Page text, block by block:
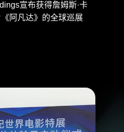
宣布获得詹姆斯·卡
阿凡达》的全球巡展